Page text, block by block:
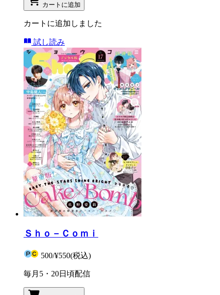
カートに追加
カートに追加しました
試し読み
Ｓｈｏ－Ｃｏｍｉ
500/¥550(税込)
毎月5・20日頃配信